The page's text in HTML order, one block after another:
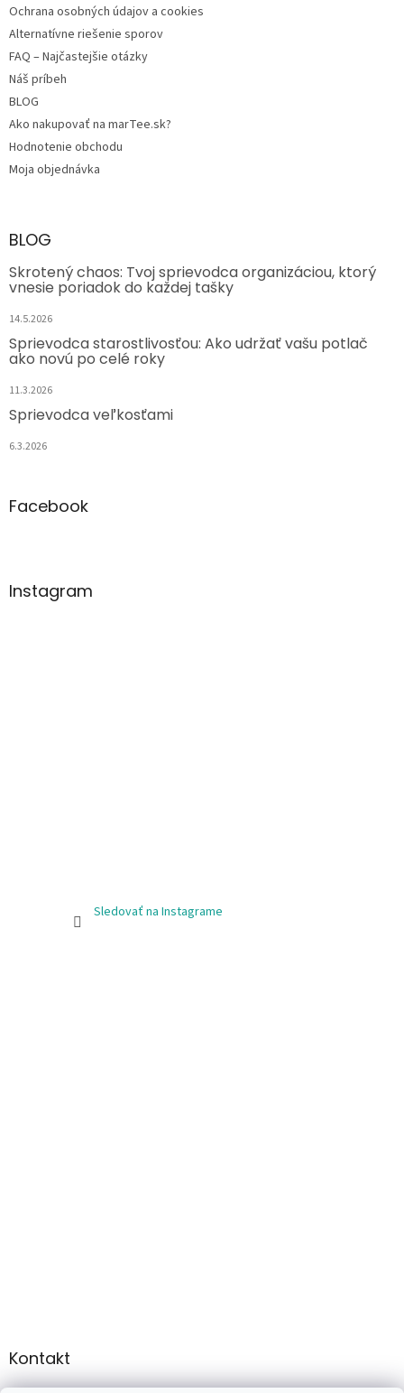
Ochrana osobných údajov a cookies
Alternatívne riešenie sporov
FAQ – Najčastejšie otázky
Náš príbeh
BLOG
Ako nakupovať na marTee.sk?
Hodnotenie obchodu
Moja objednávka
BLOG
Skrotený chaos: Tvoj sprievodca organizáciou, ktorý
vnesie poriadok do každej tašky
14.5.2026
Sprievodca starostlivosťou: Ako udržať vašu potlač
ako novú po celé roky
11.3.2026
Sprievodca veľkosťami
6.3.2026
Facebook
Instagram
Sledovať na Instagrame
Kontakt